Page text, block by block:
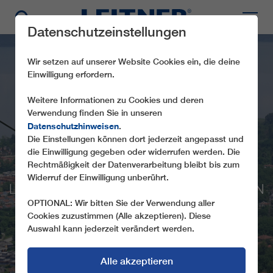
NEUE ANLAGEN FÜR
DIE TÜRKEI
LEITNER SETZT INNOVATIVE ANLAGEN IN
ZWEI TOURISMUSGEBIETEN IN DER
TÜRKEI ERFOLGREICH UM
Datenschutzeinstellungen
Wir setzen auf unserer Website Cookies ein, die deine
Einwilligung erfordern.
Weitere Informationen zu Cookies und deren
Verwendung finden Sie in unseren
Datenschutzhinweisen.
Die Einstellungen können dort jederzeit angepasst und
die Einwilligung gegeben oder widerrufen werden. Die
Rechtmäßigkeit der Datenverarbeitung bleibt bis zum
Widerruf der Einwilligung unberührt.
OPTIONAL: Wir bitten Sie der Verwendung aller
Cookies zuzustimmen (Alle akzeptieren). Diese
Auswahl kann jederzeit verändert werden.
Alle akzeptieren